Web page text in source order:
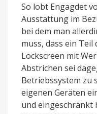
So lobt Engagdet
Ausstattung im
bei dem man
muss, dass ein Teil
Lockscreen mit
Abstrichen sei
Betriebssystem zu
eigenen Geräten
und eingeschränkt